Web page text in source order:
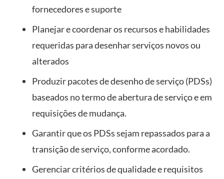
fornecedores e suporte
Planejar e coordenar os recursos e habilidades
requeridas para desenhar serviços novos ou
alterados
Produzir pacotes de desenho de serviço (PDSs)
baseados no termo de abertura de serviço e em
requisições de mudança.
Garantir que os PDSs sejam repassados para a
transição de serviço, conforme acordado.
Gerenciar critérios de qualidade e requisitos